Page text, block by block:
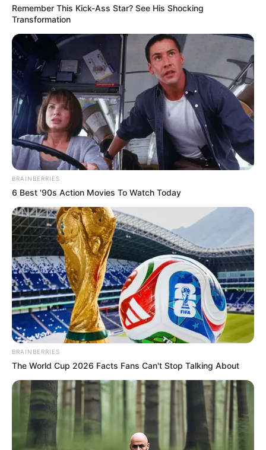
Tania Qumsoani
fans love
VOTE
Tanggal Lahir:
18 Juli2000
Tempat Lahir:
Jakarta,Indonesia
Umur:
26 Tahun
Profesi:
Aktris,Model
Tania Qumsoani adalah seorang aktris dan model yang berasal
Indonesia.
Namanya mulai terkenal saat membintangi sinetron
Samudera
Remember This Kick-Ass Star? See His Shocking
Transformation
BRAINBERRIES
6 Best '90s Action Movies To Watch Today
BRAINBERRIES
The World Cup 2026 Facts Fans Can't Stop Talking About